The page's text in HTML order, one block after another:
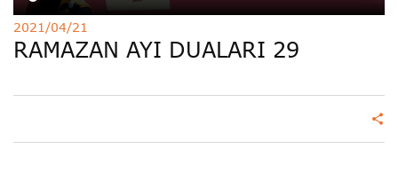
2021/04/21
RAMAZAN AYI DUALARI 29
share